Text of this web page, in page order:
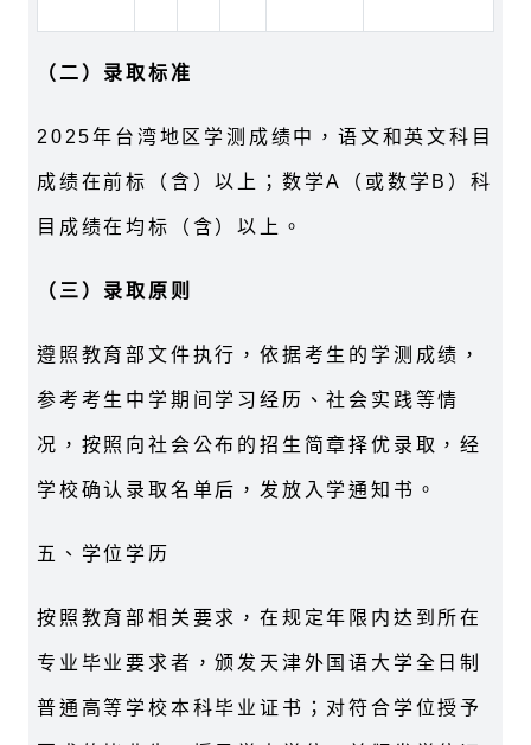
（ 二）录取标准
2025年台湾地区学测成绩中，语文和英文科目
成绩在前标（含）以上；数学A（或数学B）科
目成绩在均标（含）以上。
（ 三）录取原则
遵照教育部文件执行，依据考生的学测成绩，
参考考生中学期间学习经历、社会实践等情
况，按照向社会公布的招生简章择优录取，经
学校确认录取名单后，发放入学通知书。
五、学位学历
按照教育部相关要求，在规定年限内达到所在
专业毕业要求者，颁发天津外国语大学全日制
普通高等学校本科毕业证书；对符合学位授予